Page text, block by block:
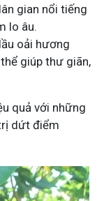
gian nổi tiếng
lo âu.
oải hương
giúp thư giãn,
quả với những
dứt điểm